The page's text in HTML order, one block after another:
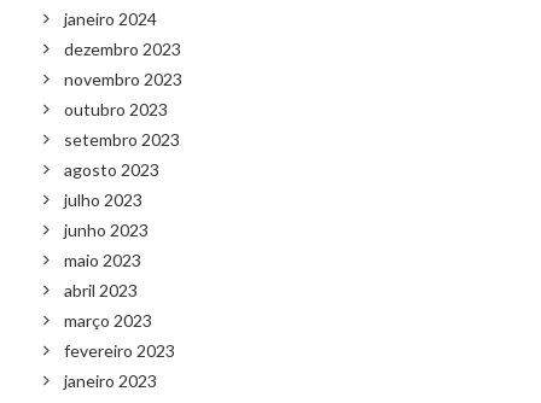
janeiro 2024
dezembro 2023
novembro 2023
outubro 2023
setembro 2023
agosto 2023
julho 2023
junho 2023
maio 2023
abril 2023
março 2023
fevereiro 2023
janeiro 2023